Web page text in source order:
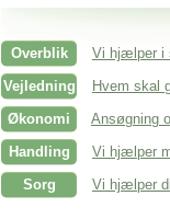
Overblik
Vi hjælper i
Vejledning
Hvem skal
Økonomi
Ansøgning
Handling
Vi hjælper
Sorg
Vi hjælper